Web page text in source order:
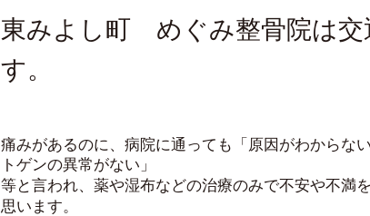
東みよし町 めぐみ整骨院は交
す。
痛みがあるのに、病院に通っても「原因がわからな
トゲンの異常がない」
等と言われ、薬や湿布などの治療のみで不安や不満
思います。